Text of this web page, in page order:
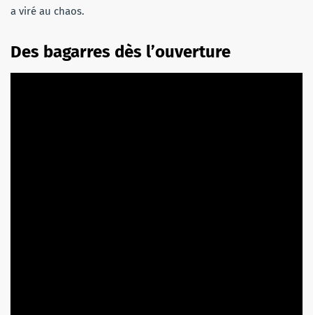
a viré au chaos.
Des bagarres dès l’ouverture